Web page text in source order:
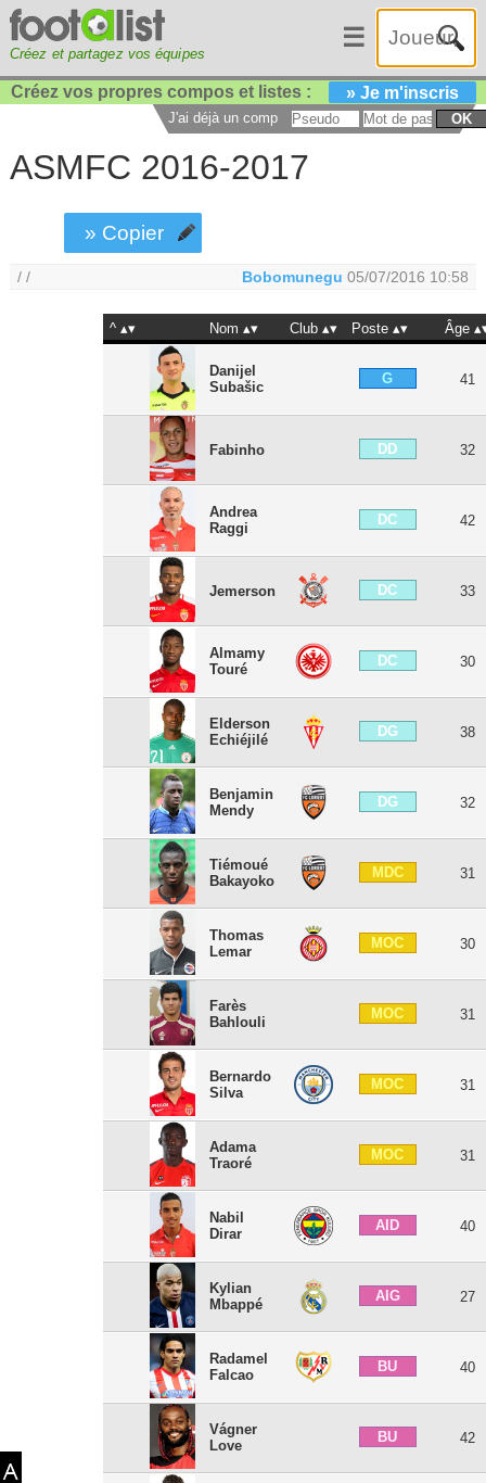
Créez et partagez vos équipes
☰
Créez vos propres compos et listes : » Je m'inscris
J'ai déjà un compte : OK
ASMFC 2016-2017
» Copier
/ / Bobomunegu 05/07/2016 10:58
^ Nom Club Poste Âge
Danijel
Subašic
G 41
Fabinho DD 32
Andrea
Raggi
DC 42
Jemerson DC 33
Almamy
Touré
DC 30
Elderson
Echiéjilé
DG 38
Benjamin
Mendy
DG 32
Tiémoué
Bakayoko
MDC 31
Thomas
Lemar
MOC 30
Farès
Bahlouli
MOC 31
Bernardo
Silva
MOC 31
Adama
Traoré
MOC 31
Nabil
Dirar
AID 40
Kylian
Mbappé
AIG 27
Radamel
Falcao
BU 40
Vágner
Love
BU 42